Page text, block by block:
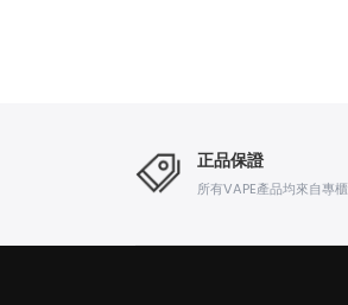
正品保證
所有VAPE產品均來自專櫃